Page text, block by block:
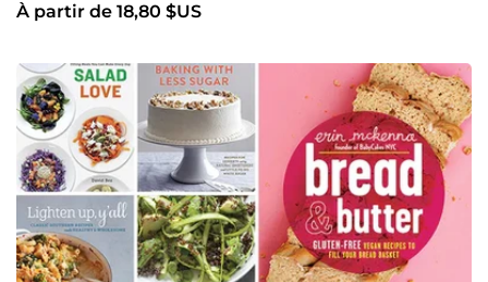
À partir de 18,80 $US